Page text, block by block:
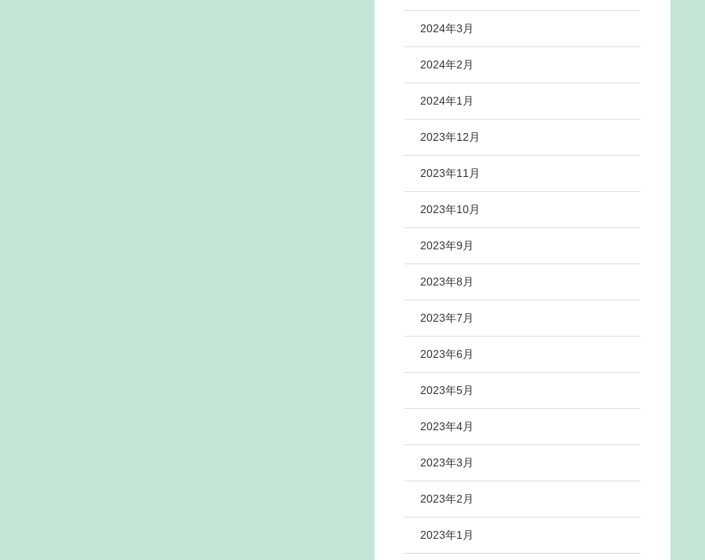
2024年3月
2024年2月
2024年1月
2023年12月
2023年11月
2023年10月
2023年9月
2023年8月
2023年7月
2023年6月
2023年5月
2023年4月
2023年3月
2023年2月
2023年1月